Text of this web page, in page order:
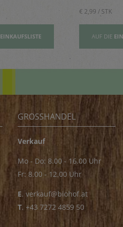
EINKAUFSLISTE
€ 2,99 / STK
AUF DIE
GROSSHANDEL
Verkauf
Mo - Do: 8.00 - 16.00 Uhr
Fr: 8.00 - 12.00 Uhr
E. verkauf@biohof.at
T. +43 7272 4859 50